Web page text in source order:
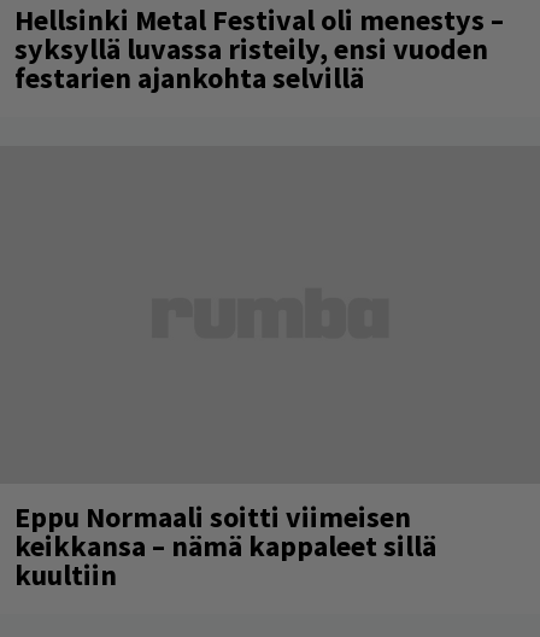
Hellsinki Metal Festival oli menestys –
syksyllä luvassa risteily, ensi vuoden
festarien ajankohta selvillä
Eppu Normaali soitti viimeisen
keikkansa – nämä kappaleet sillä
kuultiin